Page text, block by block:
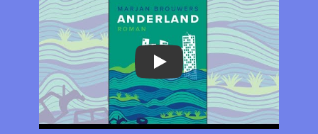
Play